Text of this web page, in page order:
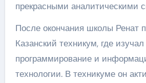
прекрасными аналитическими
После окончания школы Ренат
Казанский техникум, где изучал
программирование и
технологии. В техникуме он